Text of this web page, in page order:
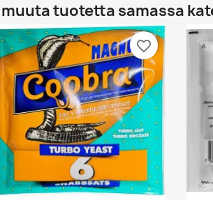
muuta tuotetta samassa
favorite_border